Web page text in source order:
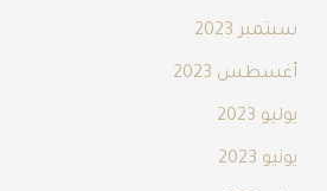
سبتمبر 2023
أغسطس 2023
يوليو 2023
يونيو 2023